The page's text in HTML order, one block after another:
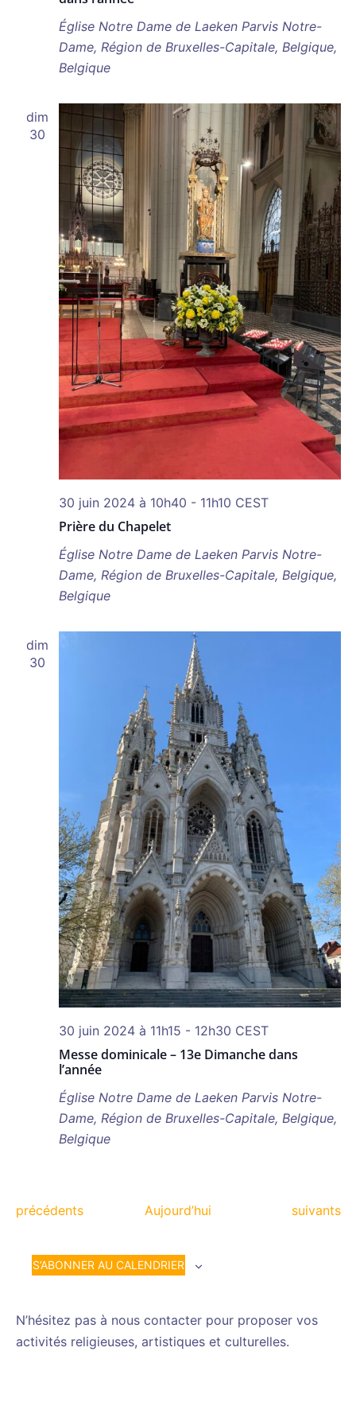
Église Notre Dame de Laeken Parvis Notre-
Dame, Région de Bruxelles-Capitale, Belgique,
Belgique
dim
30
Prière du Chapelet
30 juin 2024 à 10h40 - 11h10 CEST
Église Notre Dame de Laeken Parvis Notre-
Dame, Région de Bruxelles-Capitale, Belgique,
Belgique
dim
30
Messe dominicale – 13e Dimanche dans
l’année
30 juin 2024 à 11h15 - 12h30 CEST
Église Notre Dame de Laeken Parvis Notre-
Dame, Région de Bruxelles-Capitale, Belgique,
Belgique
Évènements
précédents Aujourd’hui suivants
S’ABONNER AU CALENDRIER
N’hésitez pas à nous contacter pour proposer vos
activités religieuses, artistiques et culturelles.